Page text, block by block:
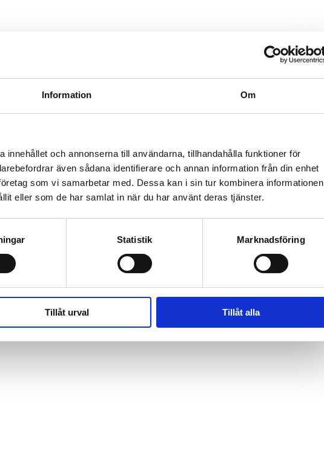
Information Om
innehållet och annonserna till användarna, tillhandahålla funktioner för
även sådana identifierare och annan information från din enhet
som vi samarbetar med. Dessa kan i sin tur kombinera informationen
eller som de har samlat in när du har använt deras tjänster.
Statistik Marknadsföring
Tillåt urval Tillåt alla